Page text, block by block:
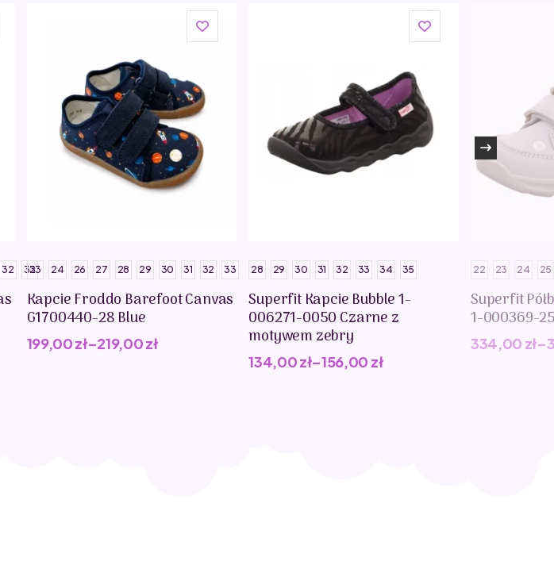
32 3323 24 26 27 28 29 30 31 32 33
Kapcie Froddo Barefoot Canvas
G1700440-28 Blue
199,00zł–219,00zł
28 29 30 31 32 33 34 35
Superfit Kapcie Bubble 1-
006271-0050 Czarne z
motywem zebry
134,00zł–156,00 zł
22 23 24 25
Superfit
1-000369-
334,00 zł–